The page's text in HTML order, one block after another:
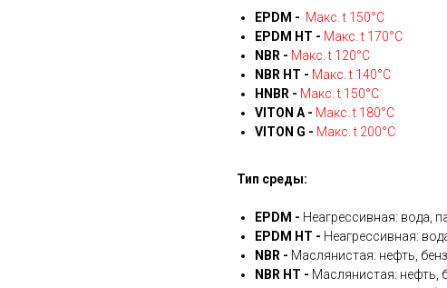
EPDM - Макс. t 150°С
EPDM HT - Макс. t 170°С
NBR - Макс. t 120°С
NBR HT - Макс. t 140°С
HNBR - Макс. t 150°С
VITON A - Макс. t 180°С
VITON G - Макс. t 200°С
Тип среды:
EPDM - Неагрессивная: вода,
EPDM HT - Неагрессивная:
NBR - Маслянистая: нефть,
NBR HT - Маслянистая: нефть,